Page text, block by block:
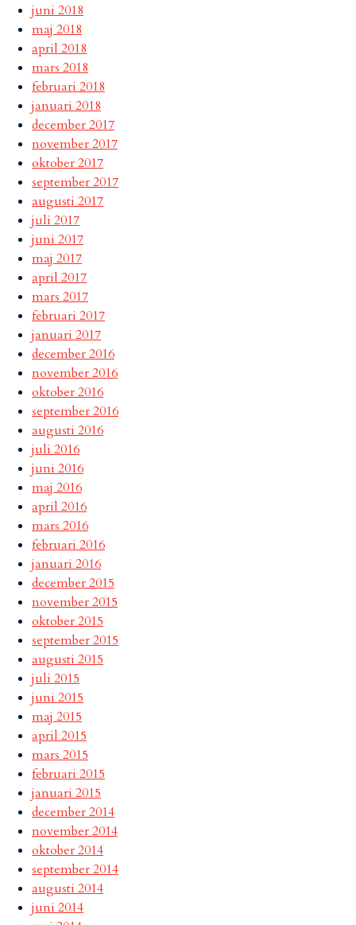
juni 2018
maj 2018
april 2018
mars 2018
februari 2018
januari 2018
december 2017
november 2017
oktober 2017
september 2017
augusti 2017
juli 2017
juni 2017
maj 2017
april 2017
mars 2017
februari 2017
januari 2017
december 2016
november 2016
oktober 2016
september 2016
augusti 2016
juli 2016
juni 2016
maj 2016
april 2016
mars 2016
februari 2016
januari 2016
december 2015
november 2015
oktober 2015
september 2015
augusti 2015
juli 2015
juni 2015
maj 2015
april 2015
mars 2015
februari 2015
januari 2015
december 2014
november 2014
oktober 2014
september 2014
augusti 2014
juni 2014